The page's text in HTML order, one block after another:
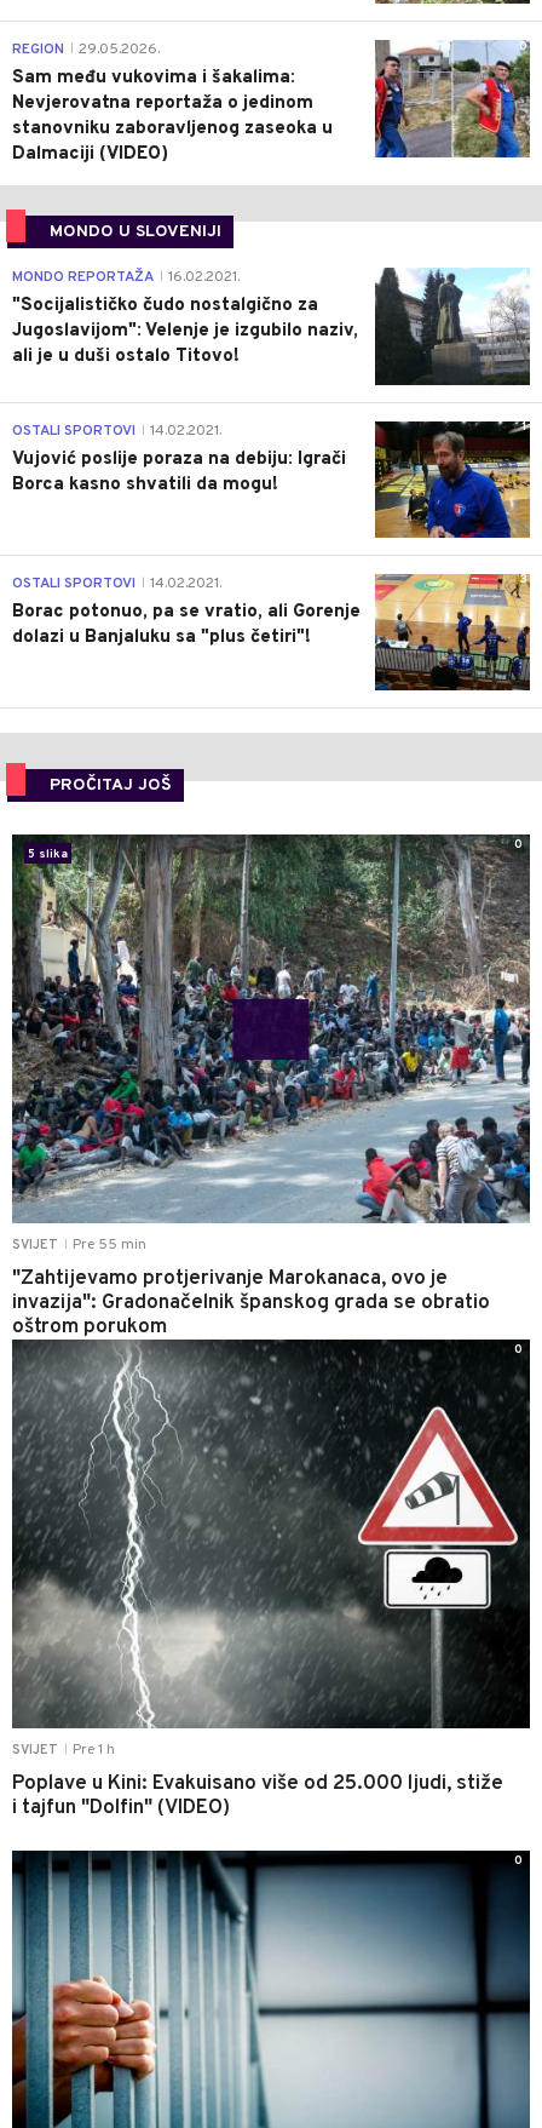
0
REGION 29.05.2026.
Sam među vukovima i šakalima:
Nevjerovatna reportaža o jedinom
stanovniku zaboravljenog zaseoka u
Dalmaciji (VIDEO)
MONDO U SLOVENIJI
4
MONDO REPORTAŽA 16.02.2021.
"Socijalističko čudo nostalgično za
Jugoslavijom": Velenje je izgubilo naziv,
ali je u duši ostalo Titovo!
1
OSTALI SPORTOVI 14.02.2021.
Vujović poslije poraza na debiju: Igrači
Borca kasno shvatili da mogu!
3
OSTALI SPORTOVI 14.02.2021.
Borac potonuo, pa se vratio, ali Gorenje
dolazi u Banjaluku sa "plus četiri"!
PROČITAJ JOŠ
SVIJET Pre 55 min
"Zahtijevamo protjerivanje Marokanaca, ovo je
invazija": Gradonačelnik španskog grada se obratio
oštrom porukom
5 slika
0
SVIJET Pre 1 h
Poplave u Kini: Evakuisano više od 25.000 ljudi, stiže
i tajfun "Dolfin" (VIDEO)
0
0